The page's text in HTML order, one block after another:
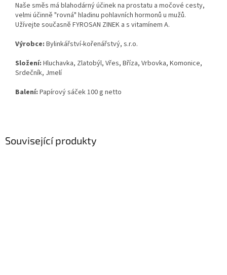
Související produkty
Naše směs má blahodárný účinek na prostatu a močové cesty,
velmi účinně "rovná" hladinu pohlavních hormonů u mužů.
Užívejte současně FYROSAN ZINEK a s vitamínem A.
Výrobce: Bylinkářství-kořenářstvý, s.r.o.
Složení: Hluchavka, Zlatobýl, Vřes, Bříza, Vrbovka, Komonice,
Srdečník, Jmelí
Balení: Papírový sáček 100 g netto